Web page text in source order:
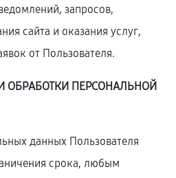
запросов,
сайта и оказания услуг,
от Пользователя.
ОБРАБОТКИ ПЕРСОНАЛЬНОЙ
данных Пользователя
срока, любым